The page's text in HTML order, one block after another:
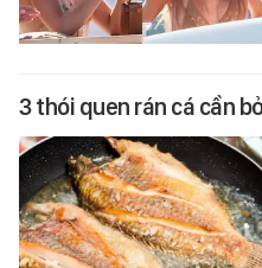
3 thói quen rán cá cần